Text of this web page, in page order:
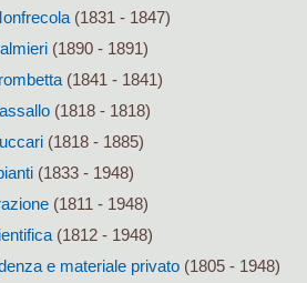
(1831 - 1847)
(1890 - 1891)
(1841 - 1841)
(1818 - 1818)
(1818 - 1885)
(1833 - 1948)
(1811 - 1948)
(1812 - 1948)
e materiale privato(1805 - 1948)